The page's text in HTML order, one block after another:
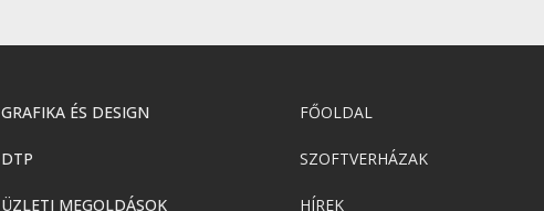
GRAFIKA ÉS DESIGN
DTP
ÜZLETI MEGOLDÁSOK
FŐOLDAL
SZOFTVERHÁZAK
HÍREK